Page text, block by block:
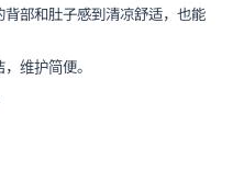
部和肚子感到清凉舒适，也能
维护简便。